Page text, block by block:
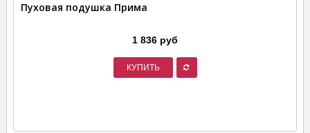
Пуховая подушка Прима
1 836 руб
КУПИТЬ